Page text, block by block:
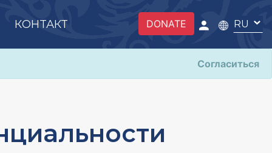
DONATE
КОНТАКТ
Согласиться